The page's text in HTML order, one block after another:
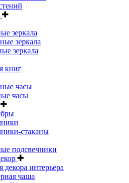
зеркала
зеркала
зеркала
книг
часы
часы
стаканы
подсвечники
декора интерьера
чаша